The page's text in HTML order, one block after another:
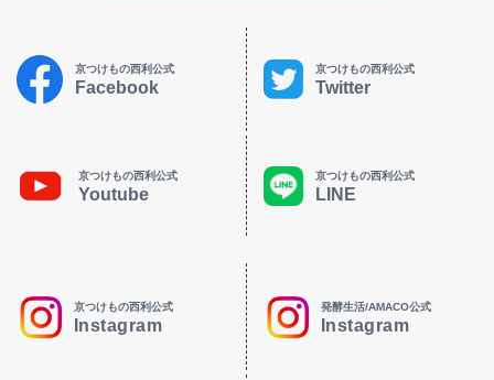
京つけもの西利公式
Facebook
京つけもの西利公式
Twitter
京つけもの西利公式
Youtube
京つけもの西利公式
LINE
京つけもの西利公式
Instagram
発酵生活/AMACO公式
Instagram